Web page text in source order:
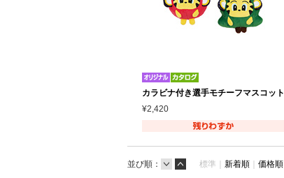
カラビナ付き選手モチーフマスコット
¥2,420
並び順： 標準｜ 新着順 ｜ 価格順